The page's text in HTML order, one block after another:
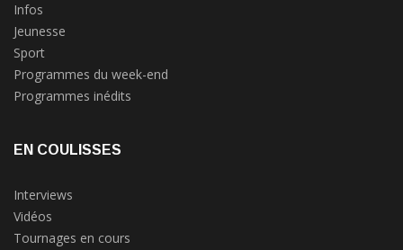
Infos
Jeunesse
Sport
Programmes du week-end
Programmes inédits
EN COULISSES
Interviews
Vidéos
Tournages en cours